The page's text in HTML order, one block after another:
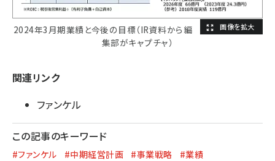
2024年3月期業績と今後の目標（IR資料から編
集部がキャプチャ）
関連リンク
ファンケル
この記事のキーワード
#ファンケル #中期経営計画 #事業戦略 #業績